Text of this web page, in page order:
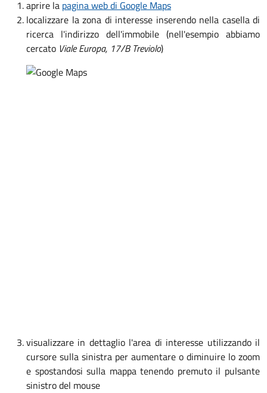
aprire la pagina web di Google Maps
localizzare la zona di interesse inserendo nella casella di
ricerca l'indirizzo dell'immobile (nell'esempio abbiamo
cercato Viale Europa, 17/B Treviolo)
visualizzare in dettaglio l'area di interesse utilizzando il
cursore sulla sinistra per aumentare o diminuire lo zoom
e spostandosi sulla mappa tenendo premuto il pulsante
sinistro del mouse